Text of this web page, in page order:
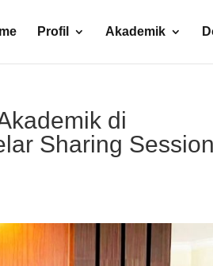
Profil Akademik
di
Sharing Session